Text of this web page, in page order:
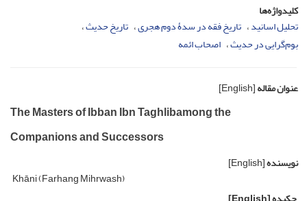
کلیدواژه‌ها
تحلیل اسانید تاریخ فقه در سدۀ دوم هجری تاریخ حدیث
بوم‌گرایی در حدیث اصحاب ائمه
عنوان مقاله[English]
The Masters of Ibban Ibn Taghlibamong the
Companions and Successors
نویسنده[English]
Khāni (Farhang Mihrwash)